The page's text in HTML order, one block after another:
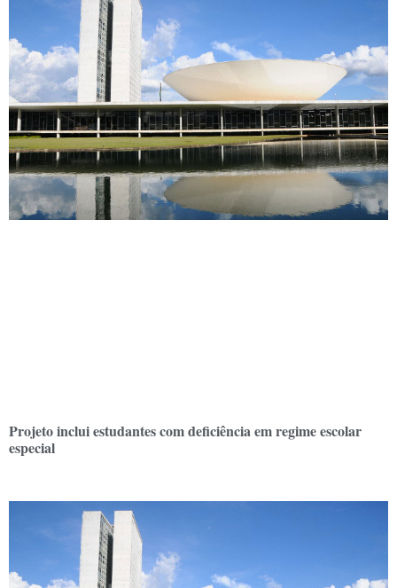
Projeto inclui estudantes com deficiência em regime escolar
especial